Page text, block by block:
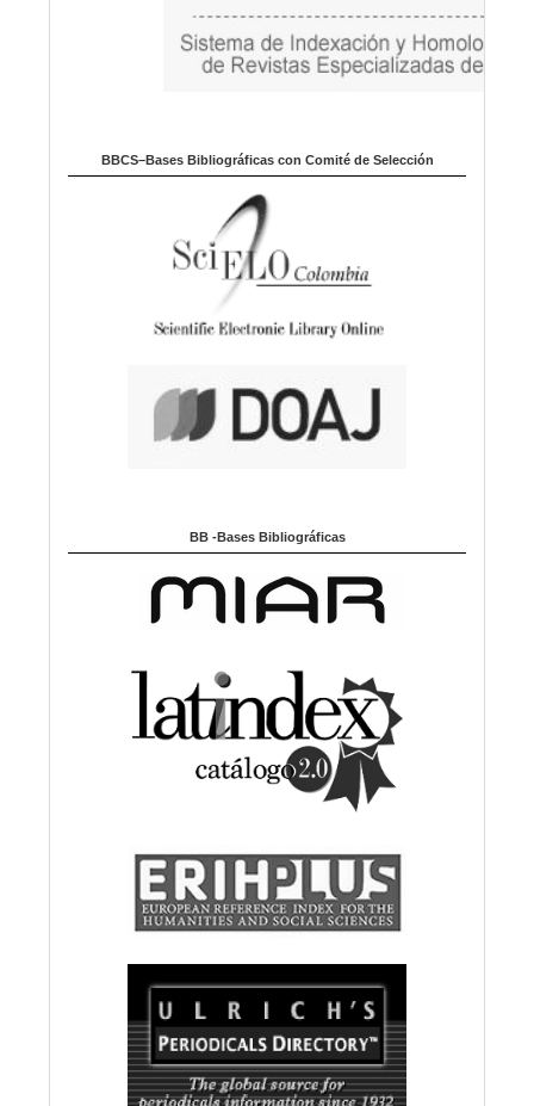
BBCS–Bases Bibliográficas con Comité de Selección
BB -Bases Bibliográficas